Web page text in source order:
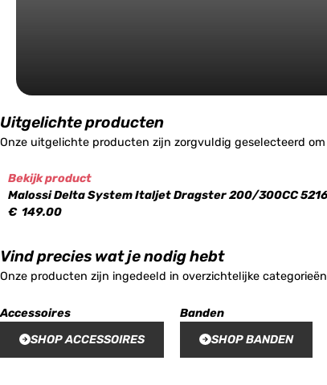
Uitgelichte producten
Onze uitgelichte producten zijn zorgvuldig geselecteerd
Bekijk product
Malossi Delta System Italjet Dragster 200/300CC
€ 149.00
Vind precies wat je nodig hebt
Onze producten zijn ingedeeld in overzichtelijke
Accessoires
SHOP ACCESSOIRES
Banden
SHOP BANDEN